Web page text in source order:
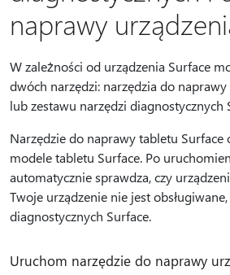
naprawy
W zależności od urządzenia Surface
dwóch narzędzi: narzędzia do
lub zestawu narzędzi diagnostycznych
Narzędzie do naprawy tabletu Surface
modele tabletu Surface. Po
automatycznie sprawdza, czy
Twoje urządzenie nie jest
diagnostycznych Surface.
Uruchom narzędzie do naprawy